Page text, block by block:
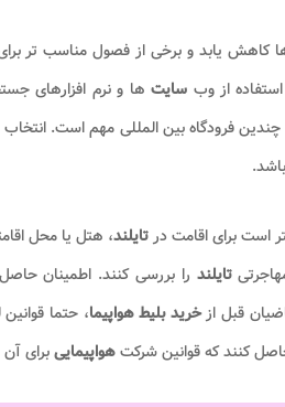
کاهش یابد و برخی از فصول مناسب تر
از وب سایت ها و نرم افزارهای
چندین فرودگاه بین المللی مهم است.
است برای اقامت درتایلند، هتل یا محل
تایلند را بررسی کنند. اطمینان
قبل ازخرید بلیط هواپیما، حتما
کنند که قوانین شرکتهواپیماییبرای